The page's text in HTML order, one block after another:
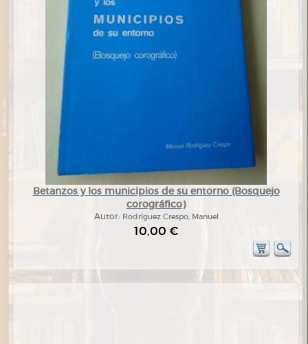
Betanzos y los municipios de su entorno (Bosquejo
corográfico)
Autor: Rodríguez Crespo, Manuel
10,00 €